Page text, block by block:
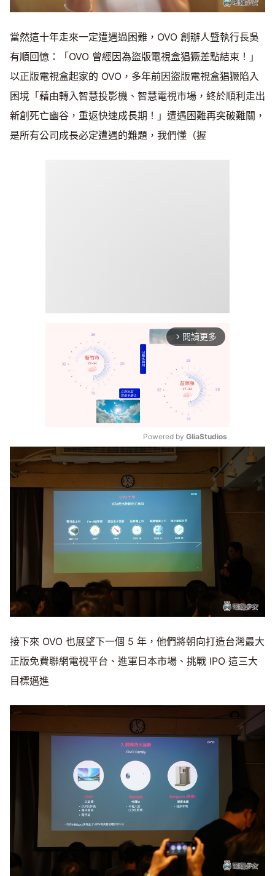
當然這十年走來一定遭遇過困難，OVO 創辦人暨執行長吳
有順回憶：「OVO 曾經因為盜版電視盒猖獗差點結束！」
以正版電視盒起家的 OVO，多年前因盜版電視盒猖獗陷入
困境「藉由轉入智慧投影機、智慧電視市場，終於順利走出
新創死亡幽谷，重返快速成長期！」遭遇困難再突破難關，
是所有公司成長必定遭遇的難題，我們懂（握
arrow_forward_ios 閱讀更多
Powered by GliaStudios
接下來 OVO 也展望下一個 5 年，他們將朝向打造台灣最大
正版免費聯網電視平台、進軍日本市場、挑戰 IPO 這三大
目標邁進